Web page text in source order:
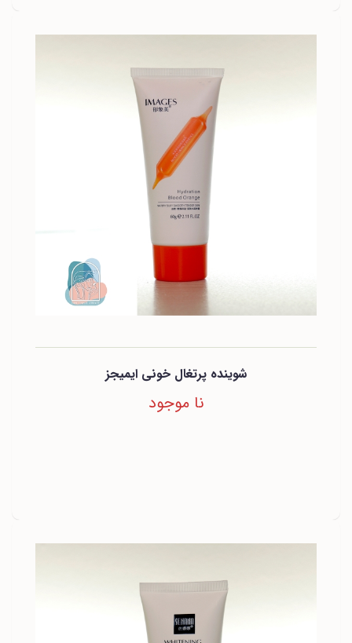
شوینده پرتغال خونی ایمیجز
نا موجود